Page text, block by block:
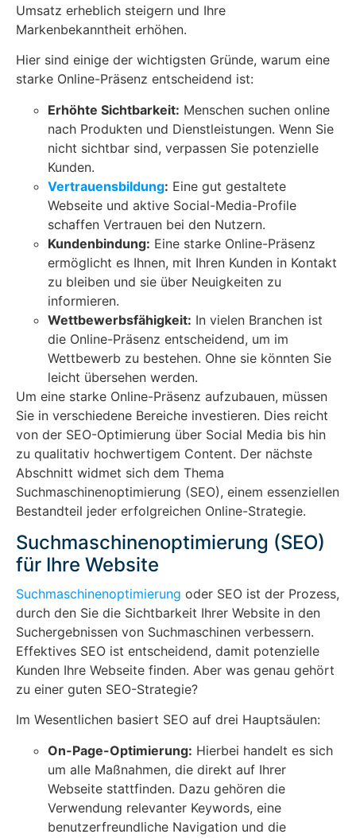
Umsatz erheblich steigern und Ihre
Markenbekanntheit erhöhen.
Hier sind einige der wichtigsten Gründe, warum eine
starke Online-Präsenz entscheidend ist:
Erhöhte Sichtbarkeit: Menschen suchen online
nach Produkten und Dienstleistungen. Wenn Sie
nicht sichtbar sind, verpassen Sie potenzielle
Kunden.
Vertrauensbildung: Eine gut gestaltete
Webseite und aktive Social-Media-Profile
schaffen Vertrauen bei den Nutzern.
Kundenbindung: Eine starke Online-Präsenz
ermöglicht es Ihnen, mit Ihren Kunden in Kontakt
zu bleiben und sie über Neuigkeiten zu
informieren.
Wettbewerbsfähigkeit: In vielen Branchen ist
die Online-Präsenz entscheidend, um im
Wettbewerb zu bestehen. Ohne sie könnten Sie
leicht übersehen werden.
Um eine starke Online-Präsenz aufzubauen, müssen
Sie in verschiedene Bereiche investieren. Dies reicht
von der SEO-Optimierung über Social Media bis hin
zu qualitativ hochwertigem Content. Der nächste
Abschnitt widmet sich dem Thema
Suchmaschinenoptimierung (SEO), einem essenziellen
Bestandteil jeder erfolgreichen Online-Strategie.
Suchmaschinenoptimierung (SEO)
für Ihre Website
Suchmaschinenoptimierung oder SEO ist der Prozess,
durch den Sie die Sichtbarkeit Ihrer Website in den
Suchergebnissen von Suchmaschinen verbessern.
Effektives SEO ist entscheidend, damit potenzielle
Kunden Ihre Webseite finden. Aber was genau gehört
zu einer guten SEO-Strategie?
Im Wesentlichen basiert SEO auf drei Hauptsäulen:
On-Page-Optimierung: Hierbei handelt es sich
um alle Maßnahmen, die direkt auf Ihrer
Webseite stattfinden. Dazu gehören die
Verwendung relevanter Keywords, eine
benutzerfreundliche Navigation und die